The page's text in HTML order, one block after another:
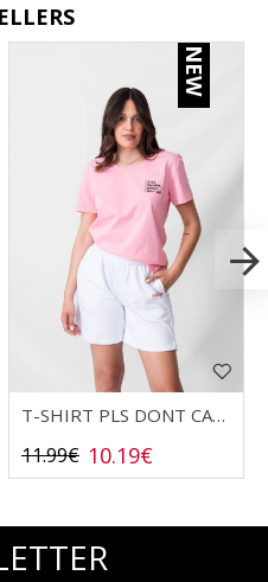
NEW
T-SHIRT PLS DONT CALL 2532008
10.19€
11.99€